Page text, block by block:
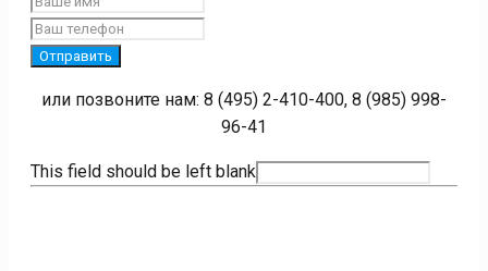
Отправить
или позвоните нам: 8 (495) 2-410-400, 8 (985) 998-
96-41
This field should be left blank